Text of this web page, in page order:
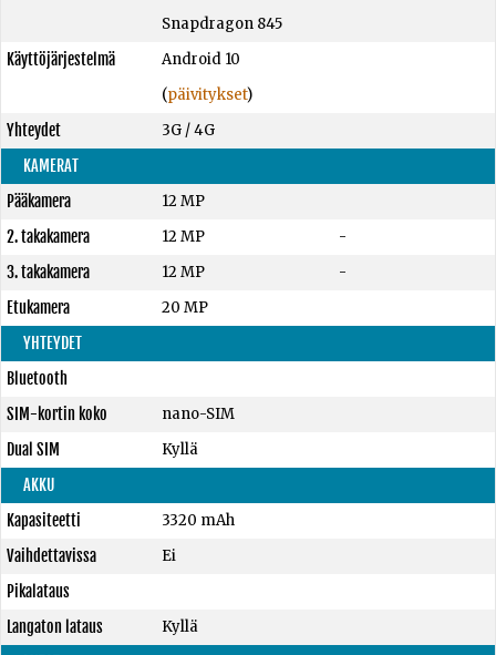
Snapdragon 845
Käyttöjärjestelmä
Android 10
(päivitykset)
Yhteydet
3G / 4G
KAMERAT
Pääkamera
12 MP
2. takakamera
12 MP
-
3. takakamera
12 MP
-
Etukamera
20 MP
YHTEYDET
Bluetooth
SIM-kortin koko
nano-SIM
Dual SIM
Kyllä
AKKU
Kapasiteetti
3320 mAh
Vaihdettavissa
Ei
Pikalataus
Langaton lataus
Kyllä